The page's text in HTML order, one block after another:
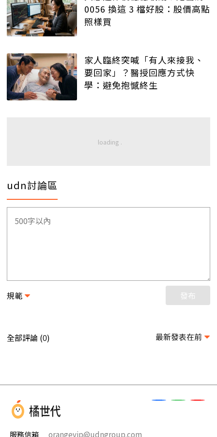
0056 換這 3 檔好股：股價高點
照樣買
家人臨終突喊「有人來接我、
要回家」？醫授回應方式快
學：避免抱憾終生
udn討論區
規範 發布
全部評論 (0) 最新發表在前
服務信箱 orangevip@udngroup.com